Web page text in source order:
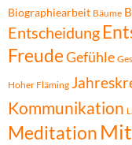
Biographiearbeit Bäume
Entscheidung
FreudeGefühle
Hoher Fläming
Kommunikation
Meditation